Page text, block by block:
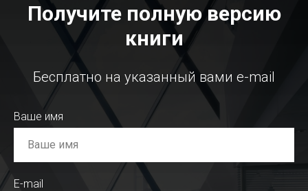
Получите полную версию
книги
Бесплатно на указанный вами e-mail
Ваше имя
E-mail